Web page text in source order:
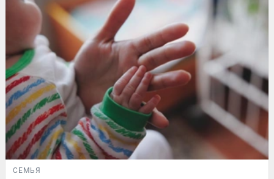
СЕМЬЯ